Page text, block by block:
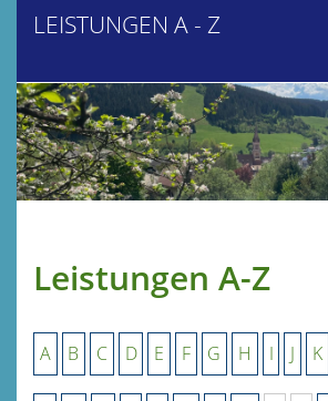
LEISTUNGEN A - Z
Leistungen A-Z
A B C D E F G H I J K